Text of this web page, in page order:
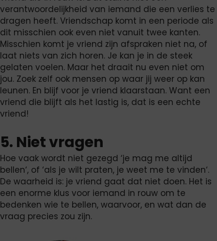
verantwoordelijkheid van iemand die een verlies te
dragen heeft. Vriendschap komt in een periode als
dit misschien ook even niet vanuit twee kanten.
Misschien komt je vriend zijn afspraken niet na, of
laat niets van zich horen. Je kan je in de steek
gelaten voelen. Maar het draait nu even niet om
jou. Zoek zelf ook mensen op waar jij weer op kan
leunen. En blijf voor je vriend klaarstaan. Want een
vriend die blijft als het lastig is, dat is een echte
vriend!
5. Niet vragen
Hoe vaak wordt niet gezegd ‘je mag me altijd
bellen‘, of ‘als je wilt praten, je weet me te vinden‘.
De waarheid is: je vriend gaat dat niet doen. Het is
een enorme klus voor iemand in rouw om te
bedenken wie te bellen, waarvoor, en wat dan de
vraag precies zou zijn.